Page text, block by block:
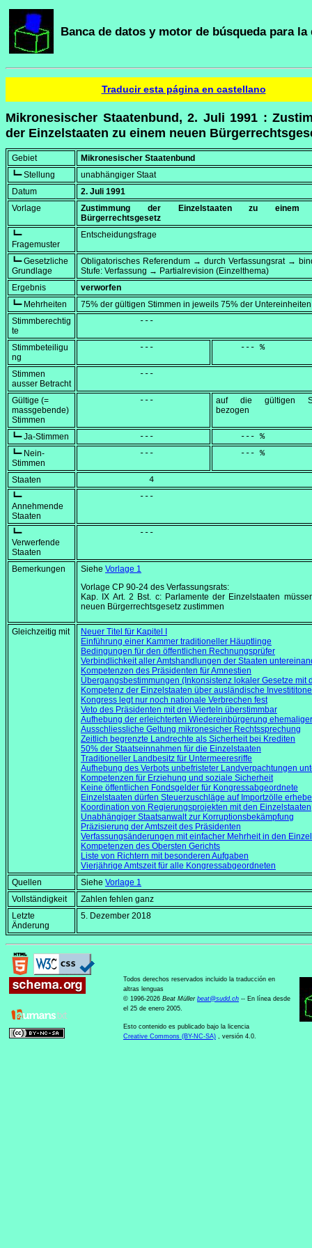
Banca de datos y motor de búsqueda para
Traducir esta página en castellano
Mikronesischer Staatenbund, 2. Juli 1991 :
der Einzelstaaten zu einem neuen
Gebiet
Mikronesischer Staatenbund
┗━ Stellung
unabhängiger Staat
Datum
2. Juli 1991
Vorlage
Zustimmung der Einzelstaaten zu einem
Bürgerrechtsgesetz
┗━
Fragemuster
Entscheidungsfrage
┗━ Gesetzliche
Grundlage
Obligatorisches Referendum → durch Verfassungsrat →
Stufe: Verfassung → Partialrevision (Einzelthema)
Ergebnis
verworfen
┗━ Mehrheiten
75% der gültigen Stimmen in jeweils 75% der Untereinheiten
Stimmberechtig
te
            ---
Stimmbeteiligu
ng
            ---
     --- %
Stimmen
ausser Betracht
            ---
Gültige (=
massgebende)
Stimmen
            ---
auf die gültigen
bezogen
┗━ Ja-Stimmen
            ---
     --- %
┗━ Nein-
Stimmen
            ---
     --- %
Staaten
              4
┗━
Annehmende
Staaten
            ---
┗━
Verwerfende
Staaten
            ---
Bemerkungen Siehe Vorlage 1
Vorlage CP 90-24 des Verfassungsrats:
Kap. IX Art. 2 Bst. c: Parlamente der Einzelstaaten
neuen Bürgerrechtsgesetz zustimmen
Gleichzeitig mit
Neuer Titel für Kapitel I
Einführung einer Kammer traditioneller Häuptlinge
Bedingungen für den öffentlichen Rechnungsprüfer
Verbindlichkeit aller Amtshandlungen der Staaten
Kompetenzen des Präsidenten für Amnestien
Übergangsbestimmungen (Inkonsistenz lokaler Gesetze mit
Kompetenz der Einzelstaaten über ausländische
Kongress legt nur noch nationale Verbrechen fest
Veto des Präsidenten mit drei Vierteln überstimmbar
Aufhebung der erleichterten Wiedereinbürgerung
Ausschliessliche Geltung mikronesicher Rechtssprechung
Zeitlich begrenzte Landrechte als Sicherheit bei Krediten
50% der Staatseinnahmen für die Einzelstaaten
Traditioneller Landbesitz für Untermeeresriffe
Aufhebung des Verbots unbefristeter Landverpachtungen
Kompetenzen für Erziehung und soziale Sicherheit
Keine öffentlichen Fondsgelder für Kongressabgeordnete
Einzelstaaten dürfen Steuerzuschläge auf Importzölle
Koordination von Regierungsprojekten mit den Einzelstaaten
Unabhängiger Staatsanwalt zur Korruptionsbekämpfung
Präzisierung der Amtszeit des Präsidenten
Verfassungsänderungen mit einfacher Mehrheit in den
Kompetenzen des Obersten Gerichts
Liste von Richtern mit besonderen Aufgaben
Vierjährige Amtszeit für alle Kongressabgeordneten
Quellen
Siehe Vorlage 1
Vollständigkeit
Zahlen fehlen ganz
Letzte
Änderung
5. Dezember 2018
Todos derechos reservados incluido la traducción en
altras lenguas
© 1996-2026 Beat Müller beat@sudd.ch -- En línea desde
el 25 de enero 2005.
Esto contenido es publicado bajo la licencia
Creative Commons (BY-NC-SA) , versión 4.0.